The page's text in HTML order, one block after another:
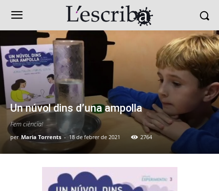
Un núvol dins d’una ampolla
Fem ciència!
per Maria Torrents - 18 de febrer de 2021 2764